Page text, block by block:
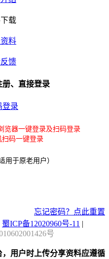
载
料
馈
册、直接登录
登录
览器一键登录及扫码登录
码一键登录
用于原老用户）
忘记密码？点此重置
蜀ICP备12020960号-11 |
号
用户时上传分享资料应遵循